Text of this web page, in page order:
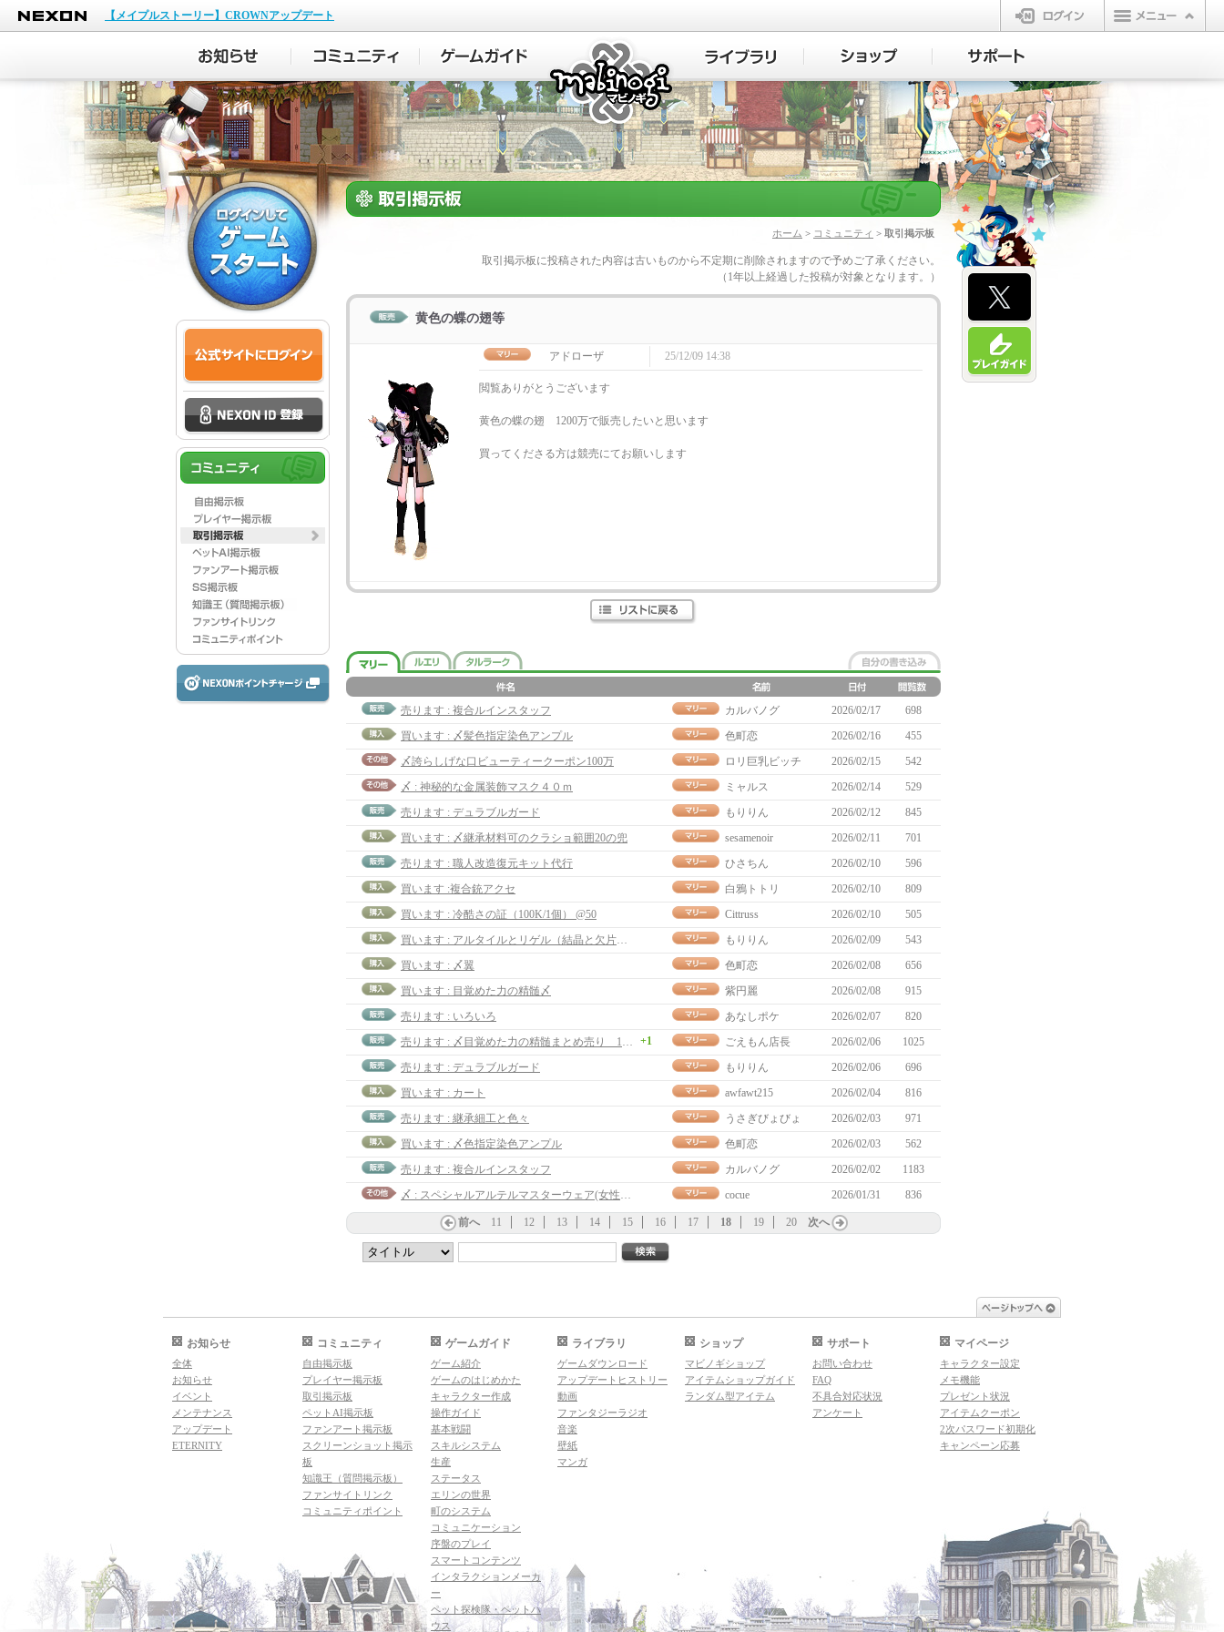
NEXON
【メイプルストーリー】CROWNアップデート
ログイン
マビノギ
ホーム > コミュニティ > 取引掲示板
取引掲示板に投稿された内容は古いものから不定期に削除されますので予めご了承ください。
（1年以上経過した投稿が対象となります。）
黄色の蝶の翅等
アドローザ 25/12/09 14:38
閲覧ありがとうございます
黄色の蝶の翅 1200万で販売したいと思います
買ってくださる方は競売にてお願いします
売ります : 複合ルインスタッフ カルバノグ 2026/02/17
698
買います : 〆髪色指定染色アンプル
色町恋 2026/02/16
455
〆誇らしげな口ビューティークーポン100万
ロリ巨乳ビッチ 2026/02/15
542
〆 : 神秘的な金属装飾マスク４０ｍ
ミャルス 2026/02/14
529
売ります : デュラブルガード
もりりん 2026/02/12
845
買います : 〆継承材料可のクラショ範囲20の兜
sesamenoir 2026/02/11
701
売ります : 職人改造復元キット代行
ひさちん 2026/02/10
596
買います :複合銃アクセ
白鴉トトリ 2026/02/10
809
買います : 冷酷さの証（100K/1個） @50
Cittruss 2026/02/10
505
買います : アルタイルとリゲル（結晶と欠片も）
もりりん 2026/02/09
543
買います : 〆翼
色町恋 2026/02/08
656
買います : 目覚めた力の精髄〆
紫円麗 2026/02/08
915
売ります : いろいろ
あなしポケ 2026/02/07
820
売ります : 〆目覚めた力の精髄まとめ売り 1set200ｍ
+1 ごえもん店長 2026/02/06
1025
売ります : デュラブルガード
もりりん 2026/02/06
696
買います : カート
awfawt215 2026/02/04
816
売ります : 継承細工と色々
うさぎびょびょ 2026/02/03
971
買います : 〆色指定染色アンプル
色町恋 2026/02/03
562
売ります : 複合ルインスタッフ
カルバノグ 2026/02/02
1183
〆 : スペシャルアルテルマスターウェア(女性用)
cocue 2026/01/31 836
前へ 11 12 13 14 15 16 17 18 19 20 次へ
お知らせ
全体
お知らせ
イベント
メンテナンス
アップデート
ETERNITY
コミュニティ
自由掲示板
プレイヤー掲示板
取引掲示板
ペットAI掲示板
ファンアート掲示板
スクリーンショット掲示
板
知識王（質問掲示板）
ファンサイトリンク
コミュニティポイント
ゲームガイド
ゲーム紹介
ゲームのはじめかた
キャラクター作成
操作ガイド
基本戦闘
スキルシステム
生産
ステータス
エリンの世界
町のシステム
コミュニケーション
序盤のプレイ
スマートコンテンツ
インタラクションメーカ
ー
ペット探検隊・ペットハ
ウス
ライブラリ
ゲームダウンロード
アップデートヒストリー
動画
ファンタジーラジオ
音楽
壁紙
マンガ
ショップ
マビノギショップ
アイテムショップガイド
ランダム型アイテム
サポート
お問い合わせ
FAQ
不具合対応状況
アンケート
マイページ
キャラクター設定
メモ機能
プレゼント状況
アイテムクーポン
2次パスワード初期化
キャンペーン応募